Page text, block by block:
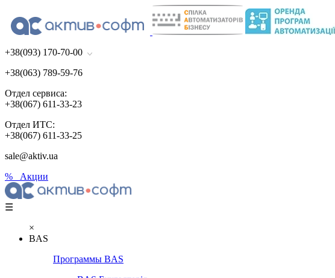
+38(093) 170-70-00
+38(063) 789-59-76
Отдел сервиса:
+38(067) 611-33-23
Отдел ИТС:
+38(067) 611-33-25
sale@aktiv.ua
% Акции
☰
×
BAS
Программы BAS